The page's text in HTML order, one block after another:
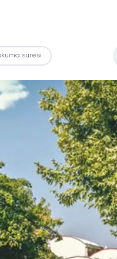
süresi